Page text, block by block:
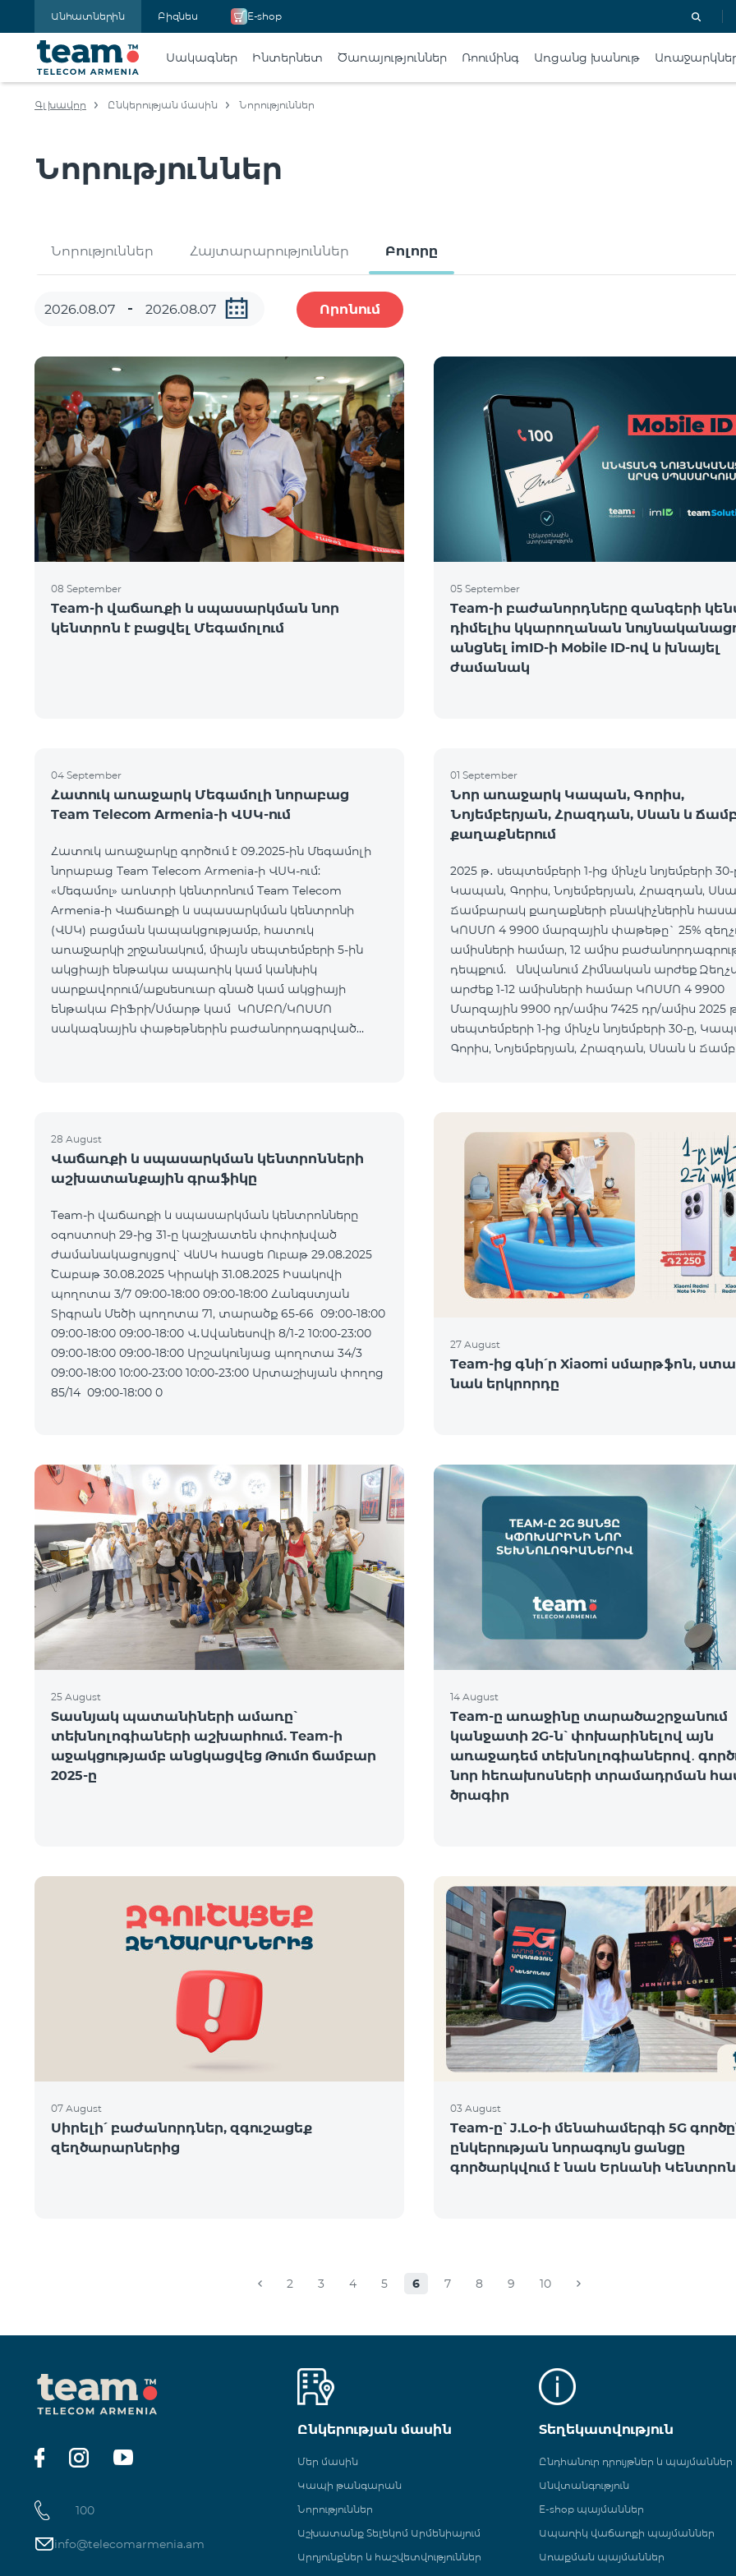
Անհատներին Բիզնես E-shop
Սակագներ Ինտերնետ Ծառայություններ Ռոումինգ Առցանց խանութ
Գլխավոր Ընկերության մասին Նորություններ
Նորություններ
Նորություններ Հայտարարություններ Բոլորը
Որոնում
08 September
Team-ի վաճառքի և սպասարկման նոր
կենտրոն է բացվել Մեգամոլում
05 September
Team-ի բաժանորդները զանգերի
դիմելիս կկարողանան
անցնել imID-ի Mobile ID-ով և խնայել
ժամանակ
04 September
Հատուկ առաջարկ Մեգամոլի նորաբաց
Team Telecom Armenia-ի ՎՍԿ-ում
Հատուկ առաջարկը գործում է 09.2025-ին Մեգամոլի
նորաբաց Team Telecom Armenia-ի ՎՍԿ-ում:
«Մեգամոլ» առևտրի կենտրոնում Team Telecom
Armenia-ի Վաճառքի և սպասարկման կենտրոնի
(ՎՍԿ) բացման կապակցությամբ, հատուկ
առաջարկի շրջանակում, միայն սեպտեմբերի 5-ին
ակցիայի ենթակա ապառիկ կամ կանխիկ
սարքավորում/աքսեսուար գնած կամ ակցիայի
ենթակա ԲիՖրի/Սմարթ կամ ԿՈՄԲՈ/ԿՈՍՄՈ
սակագնային փաթեթներին բաժանորդագրված
01 September
Նոր առաջարկ Կապան, Գորիս,
Նոյեմբերյան, Հրազդան, Սևան և
քաղաքներում
2025 թ․ սեպտեմբերի 1-ից մինչև նոյեմբերի 30-
Կապան, Գորիս, Նոյեմբերյան, Հրազդան,
Ճամբարակ քաղաքների բնակիչներին
ԿՈՍՄՈ 4 9900 մարզային փաթեթը` 25%
ամիսների համար, 12 ամիս
դեպքում. Անվանում Հիմնական արժեք Զեղչված
արժեք 1-12 ամիսների համար ԿՈՍՄՈ 4 9900
Մարզային 9900 դր/ամիս 7425 դր/ամիս 2025 թ․
սեպտեմբերի 1-ից մինչև նոյեմբերի 30-ը,
Գորիս, Նոյեմբերյան, Հրազդան, Սևան և
28 August
Վաճառքի և սպասարկման կենտրոնների
աշխատանքային գրաֆիկը
Team-ի վաճառքի և սպասարկման կենտրոնները
օգոստոսի 29-ից 31-ը կաշխատեն փոփոխված
ժամանակացույցով՝ ՎևՍԿ հասցե Ուբաթ 29.08.2025
Շաբաթ 30.08.2025 Կիրակի 31.08.2025 Իսակովի
պողոտա 3/7 09:00-18:00 09:00-18:00 Հանգստյան
Տիգրան Մեծի պողոտա 71, տարածք 65-66 09:00-18:00
09:00-18:00 09:00-18:00 Վ․Ավանեսովի 8/1-2 10:00-23:00
09:00-18:00 09:00-18:00 Արշակունյաց պողոտա 34/3
09:00-18:00 10:00-23:00 10:00-23:00 Արտաշիսյան փողոց
85/14 09:00-18:00 0
27 August
Team-ից գնի՛ր Xiaomi սմարթֆոն,
նաև երկրորդը
25 August
Տասնյակ պատանիների ամառը՝
տեխնոլոգիաների աշխարհում. Team-ի
աջակցությամբ անցկացվեց Թումո ճամբար
2025-ը
14 August
Team-ը առաջինը տարածաշրջանում
կանջատի 2G-ն՝ փոխարինելով այն
առաջադեմ տեխնոլոգիաներով․
նոր հեռախոսների տրամադրման
ծրագիր
07 August
Սիրելի՛ բաժանորդներ, զգուշացեք
զեղծարարներից
03 August
Team-ը՝ J.Lo-ի մենահամերգի 5G
ընկերության նորագույն ցանցը
գործարկվում է նաև Երևանի
2 3 4 5 6 7 8 9 10
100
info@telecomarmenia.am
Ընկերության մասին
Մեր մասին
Կապի թանգարան
Նորություններ
Աշխատանք Տելեկոմ Արմենիայում
Արդյունքներ և հաշվետվություններ
Տեղեկատվություն
Ընդհանուր դրույթներ և պայմաններ
Անվտանգություն
E-shop պայմաններ
Ապառիկ վաճառքի պայմաններ
Առաքման պայմաններ